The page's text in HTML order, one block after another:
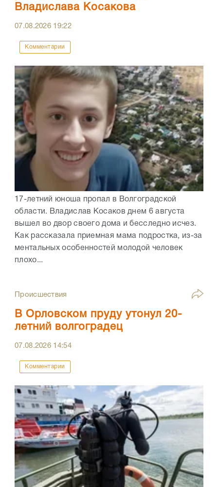
Владислава Косакова
07.08.2026 19:22
Комментарии
17-летний юноша пропал в Волгоградской
области. Владислав Косаков днем 6 августа
вышел во двор своего дома и бесследно исчез.
Как рассказала приемная мама подростка, из-за
ментальных особенностей молодой человек
плохо...
Происшествия
В Орловском пруду утонул 20-
летний волгоградец
07.08.2026 14:54
Комментарии